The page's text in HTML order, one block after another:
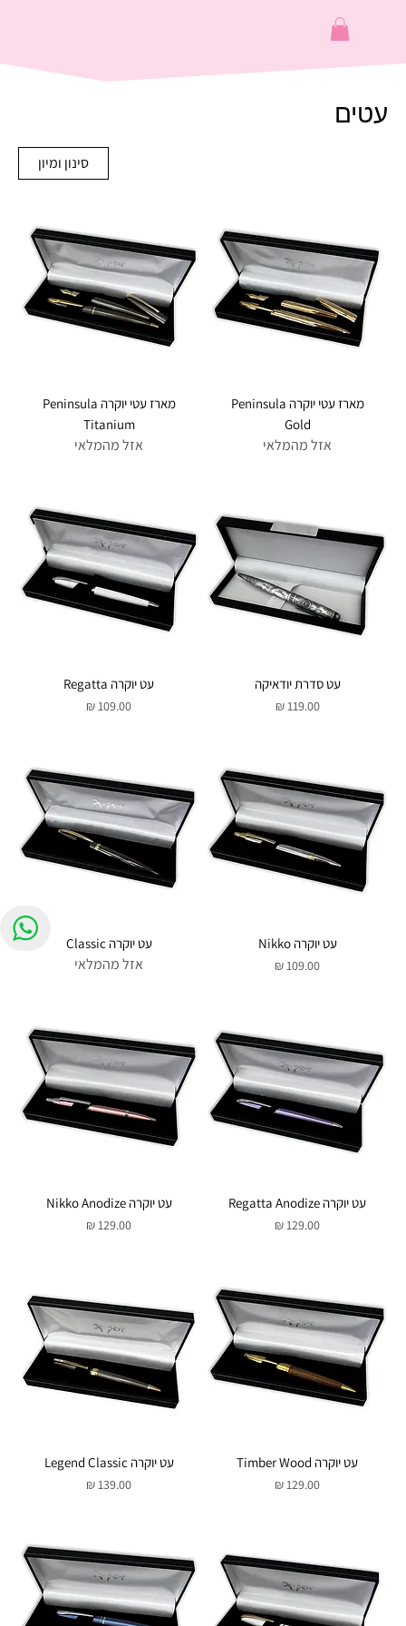
עטים
סינון ומיון
מארז עטי יוקרה Peninsula
Gold
אזל מהמלאי
מארז עטי יוקרה Peninsula
Titanium
אזל מהמלאי
עט סדרת יודאיקה
מחיר‏119.00 ‏₪
עט יוקרה Regatta
מחיר
עט יוקרה Nikko
מחיר
עט יוקרה Classic
אזל מהמלאי
עט יוקרה Regatta Anodize
מחיר
עט יוקרה Nikko Anodize
מחיר
עט יוקרה Timber Wood
מחיר
עט יוקרה Legend Classic
מחיר